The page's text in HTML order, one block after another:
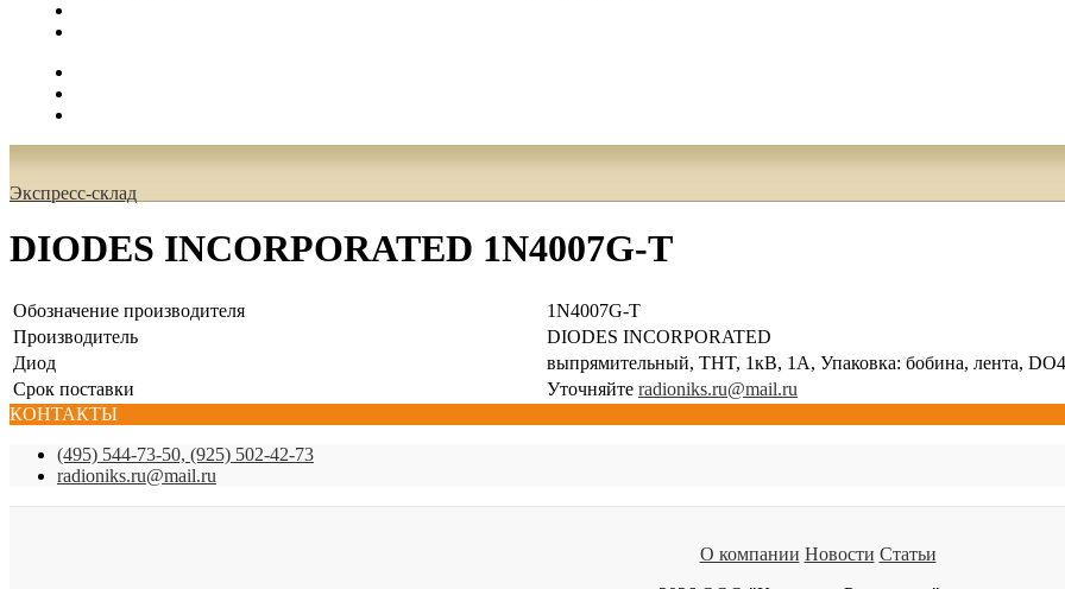
Экспресс-склад
DIODES INCORPORATED 1N4007G-T
Обозначение производителя
1N4007G-T
Производитель
DIODES INCORPORATED
Диод
выпрямительный, THT, 1кВ, 1А, Упаковка: бобина, лента,
Срок поставки
Уточняйте radioniks.ru@mail.ru
КОНТАКТЫ
(495) 544-73-50, (925) 502-42-73
radioniks.ru@mail.ru
О компании Новости Статьи